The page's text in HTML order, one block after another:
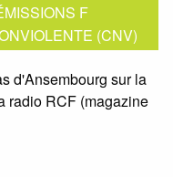
F
(CNV)
d'Ansembourg sur la
radio RCF (magazine